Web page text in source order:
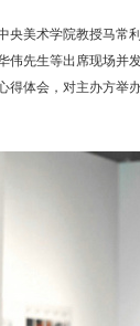
美术学院教授马常
先生等出席现场并
体会，对主办方举